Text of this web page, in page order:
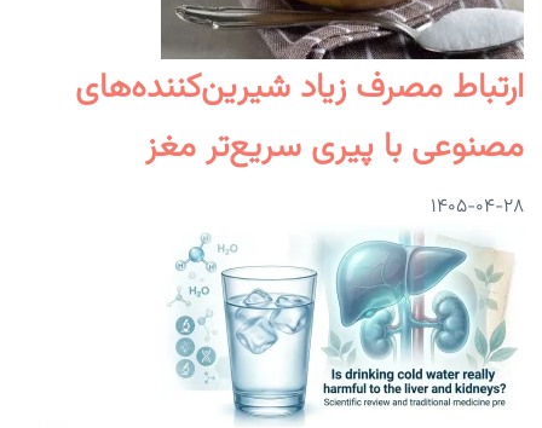
ارتباط مصرف زیاد شیرین‌کننده‌های
مصنوعی با پیری سریع‌تر مغز
۱۴۰۵-۰۴-۲۸